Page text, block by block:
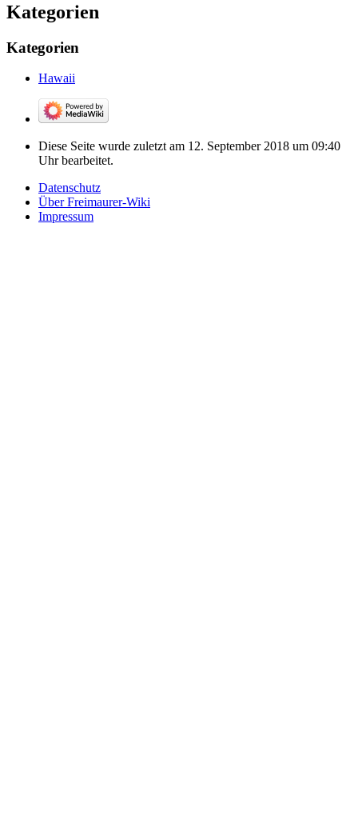
Kategorien
Kategorien
Hawaii
Diese Seite wurde zuletzt am 12. September 2018 um 09:40
Uhr bearbeitet.
Datenschutz
Über Freimaurer-Wiki
Impressum